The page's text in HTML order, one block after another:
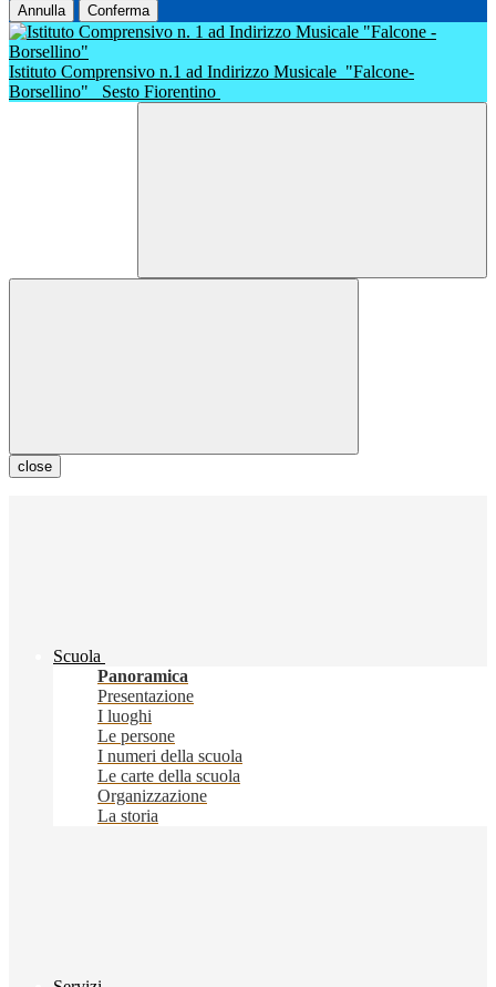
Annulla Conferma
Istituto Comprensivo n.1 ad Indirizzo Musicale "Falcone-
Borsellino"
Sesto Fiorentino
close
Scuola
Panoramica
Presentazione
I luoghi
Le persone
I numeri della scuola
Le carte della scuola
Organizzazione
La storia